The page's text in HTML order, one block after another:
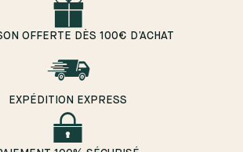
OFFERTE DÈS 100€ D’ACHAT
EXPÉDITION EXPRESS